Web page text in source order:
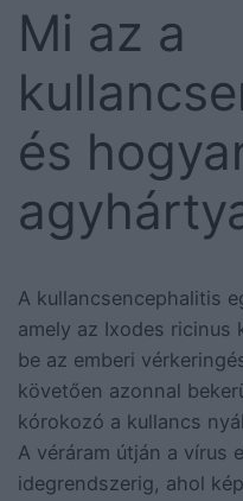
Mi az a
és
A kullancsencephalitis
amely az Ixodes ricinus
be az emberi
követően azonnal
kórokozó a kullancs
A véráram útján a vírus
idegrendszerig, ahol